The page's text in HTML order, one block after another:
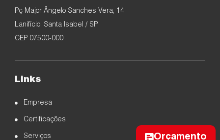
Pç Major Ângelo Sanches Vera, 14
Lanifício, Santa Isabel / SP
CEP 07500-000
Links
Empresa
Certificações
Serviços Orçamento